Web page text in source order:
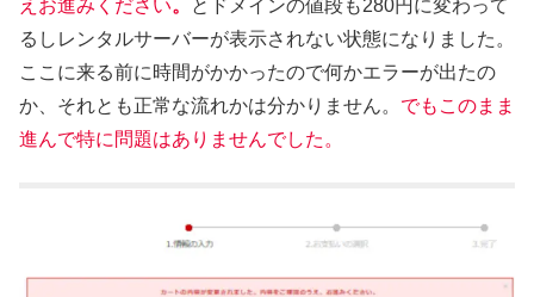
えお進みください。
とドメインの値段も280円に変わって
るしレンタルサーバーが表示されない状態になりました。
ここに来る前に時間がかかったので何かエラーが出たの
か、それとも正常な流れかは分かりません。 でもこのまま
進んで特に問題はありませんでした。